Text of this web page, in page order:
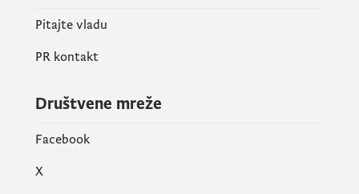
Pitajte vladu
PR kontakt
Društvene mreže
Facebook
X